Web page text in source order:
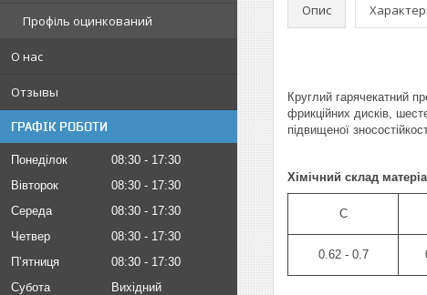
Профіль оцинкований
О нас
Отзывы
ГРАФІК РОБОТИ
Понеділок 08:30
17:30
Вівторок
08:30
17:30
Середа
08:30
17:30
Четвер
08:30
17:30
Пʼятниця
08:30
17:30
Субота
Вихідний
Опис
Круглий гарячекатний
фрикційних дисків,
підвищеної
Хімічний склад
C
0.62 - 0.7